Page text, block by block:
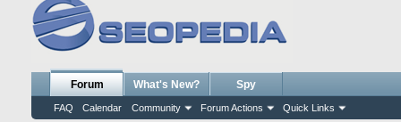
Forum
FAQ Calendar Community Forum Actions Quick Links
What's New? Spy